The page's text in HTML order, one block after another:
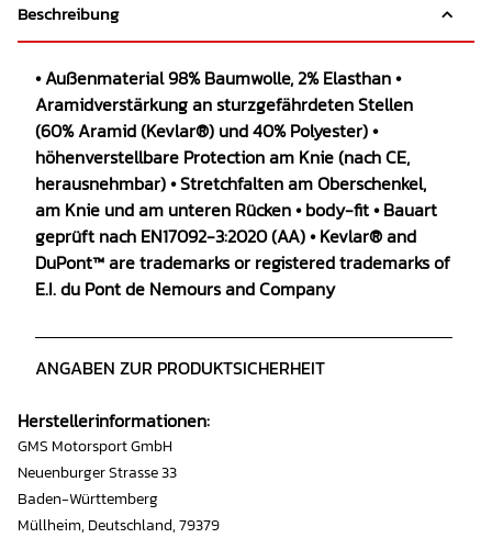
Beschreibung
• Außenmaterial 98% Baumwolle, 2% Elasthan •
Aramidverstärkung an sturzgefährdeten Stellen
(60% Aramid (Kevlar®) und 40% Polyester) •
höhenverstellbare Protection am Knie (nach CE,
herausnehmbar) • Stretchfalten am Oberschenkel,
am Knie und am unteren Rücken • body-fit • Bauart
geprüft nach EN17092-3:2020 (AA) • Kevlar® and
DuPont™ are trademarks or registered trademarks of
E.I. du Pont de Nemours and Company
ANGABEN ZUR PRODUKTSICHERHEIT
Herstellerinformationen:
GMS Motorsport GmbH
Neuenburger Strasse 33
Baden-Württemberg
Müllheim, Deutschland, 79379